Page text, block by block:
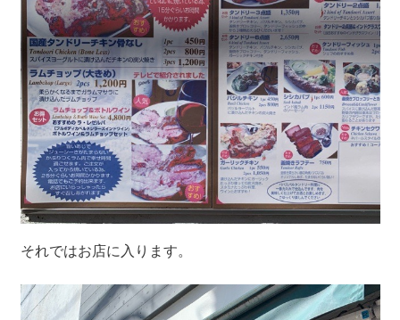
それではお店に入ります。